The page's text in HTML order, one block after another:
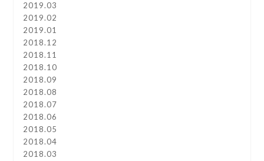
2019.03
2019.02
2019.01
2018.12
2018.11
2018.10
2018.09
2018.08
2018.07
2018.06
2018.05
2018.04
2018.03